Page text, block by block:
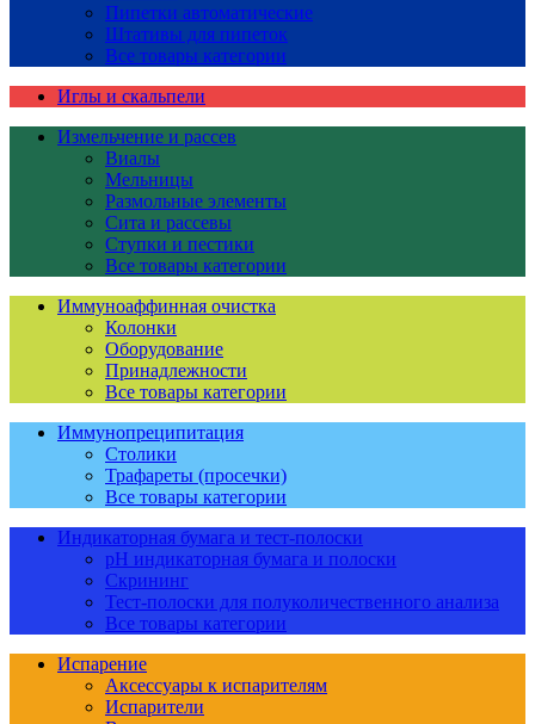
Пипетки автоматические
Штативы для пипеток
Все товары категории
Иглы и скальпели
Измельчение и рассев
Виалы
Мельницы
Размольные элементы
Сита и рассевы
Ступки и пестики
Все товары категории
Иммуноаффинная очистка
Колонки
Оборудование
Принадлежности
Все товары категории
Иммунопреципитация
Столики
Трафареты (просечки)
Все товары категории
Индикаторная бумага и тест-полоски
pH индикаторная бумага и полоски
Скрининг
Тест-полоски для полуколичественного анализа
Все товары категории
Испарение
Аксессуары к испарителям
Испарители